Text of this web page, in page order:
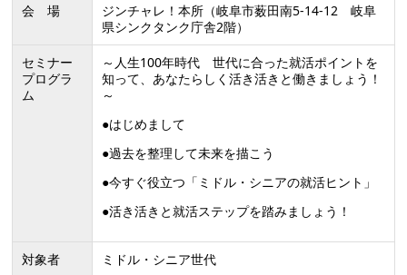
会 場
ジンチャレ！本所（岐阜市薮田南5-14-12 岐阜
県シンクタンク庁舎2階）
セミナー
プログラ
ム
～人生100年時代 世代に合った就活ポイントを
知って、あなたらしく活き活きと働きましょう！
～
●はじめまして
●過去を整理して未来を描こう
●今すぐ役立つ「ミドル・シニアの就活ヒント」
●活き活きと就活ステップを踏みましょう！
対象者 ミドル・シニア世代